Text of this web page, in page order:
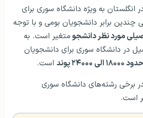
به ویژه دانشگاه سوری برای
چندین برابر دانشجویان بومی و با توجه
مورد نظر دانشجومتغیر است. به
در دانشگاه سوری برای دانشجویان
حدود ۱۸۰۰۰ الی ۲۴۰۰۰ پوند
است.
برخی رشته‌های دانشگاه سوری
است.